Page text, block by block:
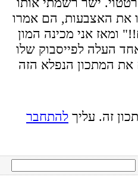
את האצבעות, הם אמרו
ומאז אני מכינה המון
העלה לפייסבוק שלו
זה. עליך להתחבר